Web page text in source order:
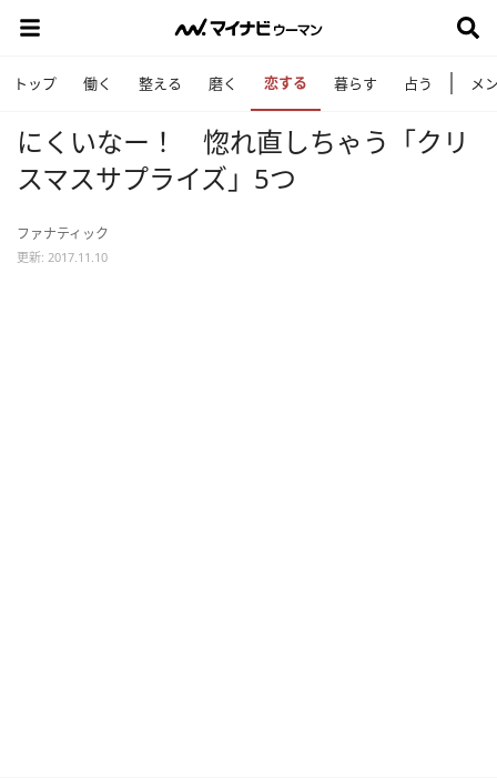
トップ 働く 整える 磨く 恋する 暮らす 占う メ
にくいなー！ 惚れ直しちゃう「クリ
スマスサプライズ」5つ
ファナティック
更新: 2017.11.10